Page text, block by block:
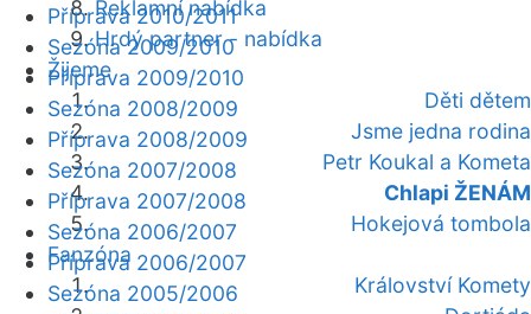
Reklamní nabídka
Hrdý partner - nabídka
Žijeme
Děti dětem
Jsme jedna rodina
Petr Koukal a Kometa
Chlapi ŽENÁM
Hokejová tombola
Fanzóna
Království Komety
Příprava 2010/2011
Sezóna 2009/2010
Příprava 2009/2010
Sezóna 2008/2009
Příprava 2008/2009
Sezóna 2007/2008
Příprava 2007/2008
Sezóna 2006/2007
Příprava 2006/2007
Sezóna 2005/2006